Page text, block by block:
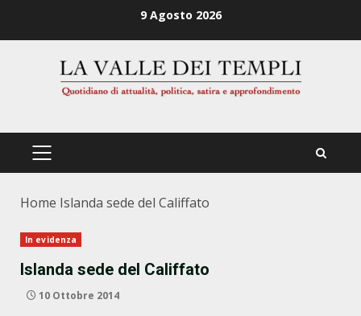
9 Agosto 2026
PRIMÄRES
Home Islanda sede del Califfato
In evidenza
Islanda sede del Califfato
10 Ottobre 2014